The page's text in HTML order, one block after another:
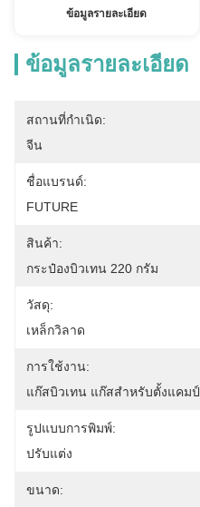
ข้อมูลรายละเอียด
ข้อมูลรายละเอียด
สถานที่กำเนิด:
จีน
ชื่อแบรนด์:
FUTURE
สินค้า:
กระป๋องบิวเทน 220 กรัม
วัสดุ:
เหล็กวิลาด
การใช้งาน:
แก๊สบิวเทน แก๊สสำหรับตั้งแคม
รูปแบบการพิมพ์:
ปรับแต่ง
ขนาด: